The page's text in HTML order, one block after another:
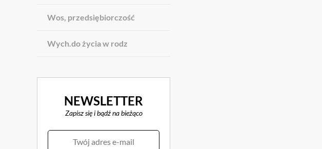
Wos, przedsiębiorczość
Wych.do życia w rodz
NEWSLETTER
Zapisz się i bądź na bieżąco